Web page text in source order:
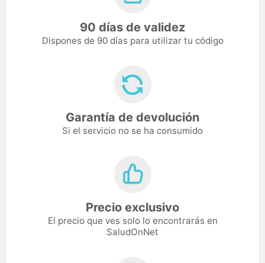
90 días de validez
Dispones de 90 días para utilizar tu código
Garantía de devolución
Si el servicio no se ha consumido
Precio exclusivo
El precio que ves solo lo encontrarás en
SaludOnNet